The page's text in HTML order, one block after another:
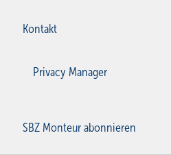
Kontakt
Privacy Manager
SBZ Monteur abonnieren